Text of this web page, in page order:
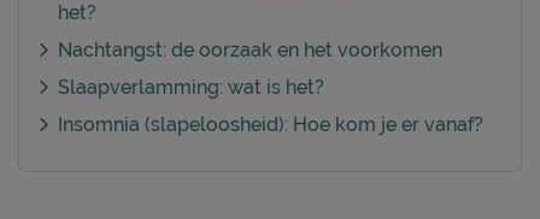
het?
Nachtangst: de oorzaak en het voorkomen
Slaapverlamming: wat is het?
Insomnia (slapeloosheid): Hoe kom je er vanaf?